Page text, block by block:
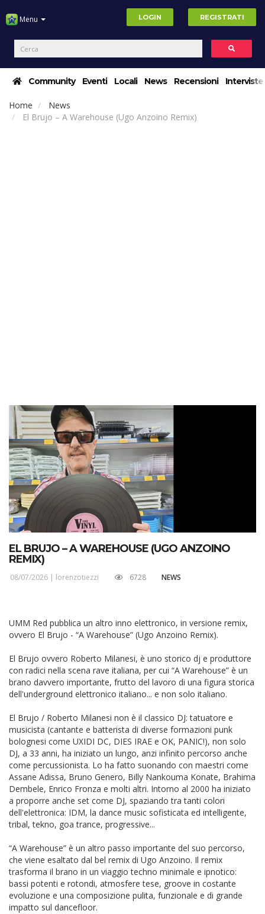
Menu LOGIN REGISTRATI
Community Eventi Locali News Recensioni Interviste
Home
News
El Brujo – A Warehouse (Ugo Anzoino Remix)
EL BRUJO – A WAREHOUSE (UGO ANZOINO
REMIX)
08/07/2026 | lorenzotiezzi 6728 NEWS
UMM Red pubblica un altro inno elettronico, in versione remix,
ovvero El Brujo - “A Warehouse” (Ugo Anzoino Remix).
El Brujo ovvero Roberto Milanesi, è uno storico dj e produttore
con radici nella scena rave italiana, per cui “A Warehouse” è un
brano davvero importante, frutto del lavoro di una figura storica
dell'underground elettronico italiano... e non solo italiano.
El Brujo / Roberto Milanesi non è il classico DJ: tatuatore e
musicista (cantante e batterista di diverse formazioni punk
bolognesi come UXIDI DC, DIES IRAE e OK, PANIC!), non solo
DJ, a 33 anni, ha iniziato un lungo, anzi infinito percorso anche
come percussionista. Lo ha fatto suonando con maestri come
Assane Adissa, Bruno Genero, Billy Nankouma Konate, Brahima
Dembele, Enrico Fronza e molti altri. Intorno al 2000 ha iniziato
a proporre anche set come DJ, spaziando tra tanti colori
dell'elettronica: IDM, la dance music sofisticata ed intelligente,
tribal, tekno, goa trance, progressive...
“A Warehouse” è un altro passo importante del suo percorso,
che viene esaltato dal bel remix di Ugo Anzoino. Il remix
trasforma il brano in un viaggio techno minimale e ipnotico:
bassi potenti e rotondi, atmosfere tese, groove in costante
evoluzione e una composizione pulita, funzionale e di grande
impatto sul dancefloor.